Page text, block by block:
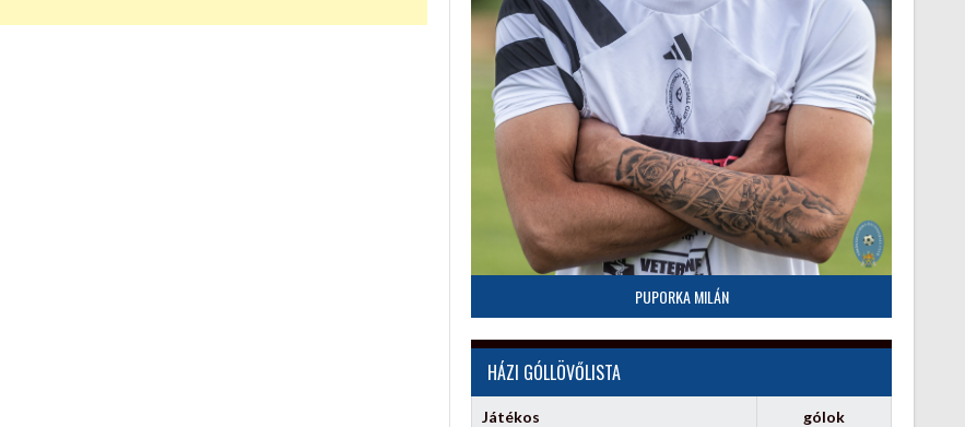
PUPORKA MILÁN
HÁZI GÓLLÖVŐLISTA
Játékos gólok